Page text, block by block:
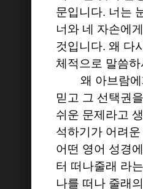
문입니다. 너는
너와 네 자손에
것입니다. 왜 다
체적으로 말씀
왜 아브람
믿고 그 선택권
쉬운 문제라고
석하기가 어려
어떤 영어 성경
터 떠나줄래 라
나를 떠나 줄래